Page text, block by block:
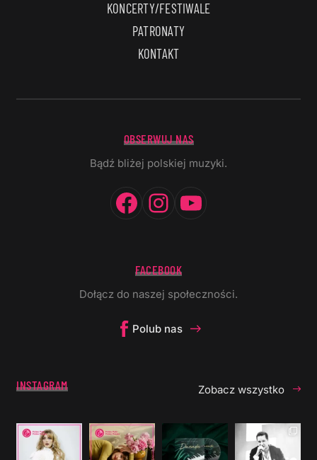
KONCERTY/FESTIWALE
PATRONATY
KONTAKT
OBSERWUJ NAS
Bądź bliżej polskiej muzyki.
Facebook
Instagram
FACEBOOK
Dołącz do naszej społeczności.
Polub nas
INSTAGRAM Zobacz wszystko